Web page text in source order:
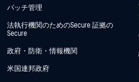
パッチ管理
法執行機関のためのSecure 証拠の
Secure
政府・防衛・情報機関
米国連邦政府